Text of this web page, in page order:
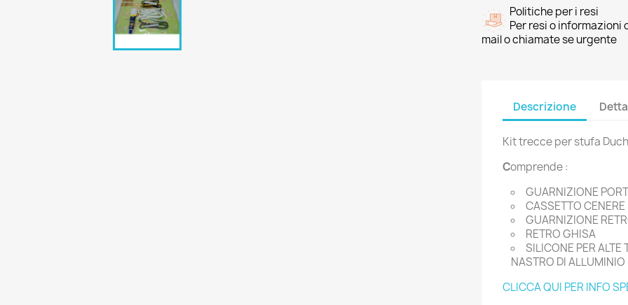
Politiche per i resi
Per resi o
mail o chiamate se urgente
Descrizione
Kit trecce per stufa
Comprende :
GUARNIZIONE
CASSETTO CENERE
GUARNIZIONE
RETRO GHISA
SILICONE PER ALTE
NASTRO DI ALLUMINIO
CLICCA QUI PER INFO